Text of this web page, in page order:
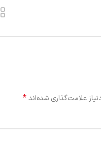
علامت‌گذاری شده‌اند*